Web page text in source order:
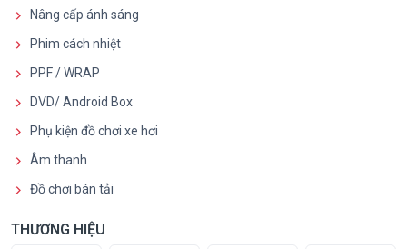
Nâng cấp ánh sáng
Phim cách nhiệt
PPF / WRAP
DVD/ Android Box
Phụ kiện đồ chơi xe hơi
Âm thanh
Đồ chơi bán tải
THƯƠNG HIỆU